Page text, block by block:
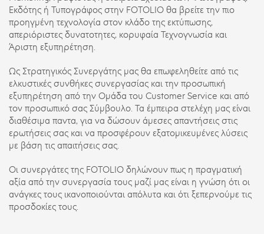
Εκδότης ή Τυπογράφος στην FOTOLIO θα βρείτε την πιο
προηγμένη τεχνολογία στον κλάδο της εκτύπωσης,
απεριόριστες δυνατοτητες, κορυφαία Τεχνογνωσία και
Άριστη εξυπηρέτηση.
Ως Στρατηγικός Συνεργάτης μας θα επωφεληθείτε από τις
ελκυστικές συνθήκες συνεργασίας και την προσωπική
εξυπηρέτηση από την Ομάδα του Customer Service και από
τον προσωπικό σας Σύμβουλο. Τα έμπειρα στελέχη μας είναι
διαθέσιμα παντα, για να δώσουν άμεσες απαντήσεις στις
ερωτήσεις σας και να προσφέρουν εξατομικευμένες λύσεις
με βάση τις απαιτήσεις σας.
Οι συνεργάτες της FOTOLIO δηλώνουν πως η πραγματική
αξία από την συνεργασία τους μαζί μας είναι η γνώση ότι οι
ανάγκες τους ικανοποιούνται απόλυτα και ότι ξεπερνούμε τις
προσδοκίες τους.